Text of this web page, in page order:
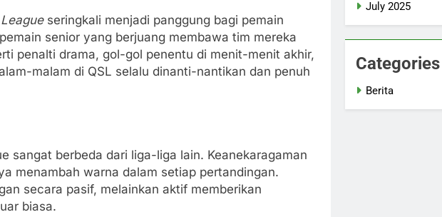
seringkali menjadi panggung bagi pemain
senior yang berjuang membawa tim mereka
penalti drama, gol-gol penentu di menit-menit akhir,
malam di QSL selalu dinanti-nantikan dan penuh
sangat berbeda dari liga-liga lain. Keanekaragaman
menambah warna dalam setiap pertandingan.
secara pasif, melainkan aktif memberikan
biasa.
July 2025
Categories
Berita